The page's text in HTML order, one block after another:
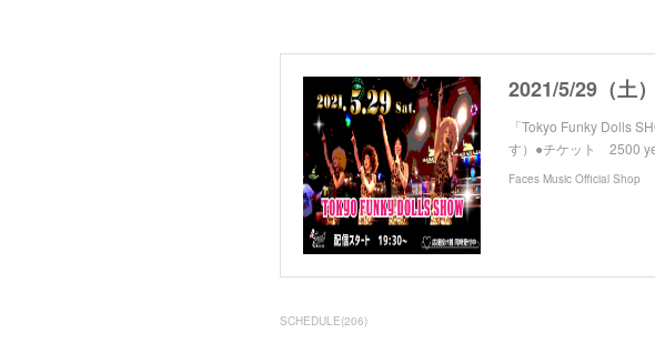
「Tokyo Funky Dolls
す）●チケット 2500
Faces Music Official Shop
SCHEDULE(206)